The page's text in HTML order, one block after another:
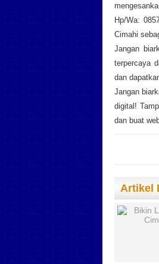
Hp/Wa:
Cimahi
Jangan
terpercaya
dan
Jangan
digital!
dan buat
Artikel